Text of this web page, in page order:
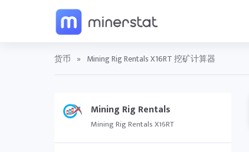
货币 » Mining Rig Rentals X16RT 挖矿计算器
Mining Rig Rentals
Mining Rig Rentals X16RT